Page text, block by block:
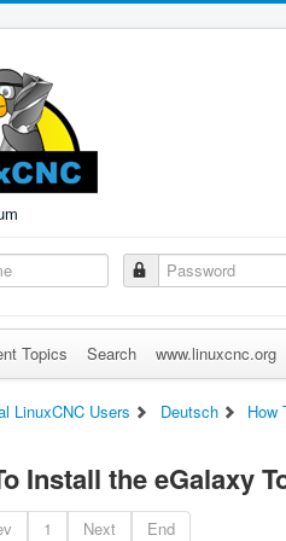
Topics Search www.linuxcnc.org
LinuxCNC Users Deutsch How
Install the eGalaxy
1 Next End